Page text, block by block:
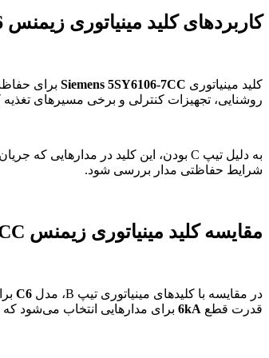
کاربردهای کلید مینیاتوری زیمنس 6 آمپر تیپ C
کلید مینیاتوری Siemens 5SY6106-7CC برای
روشنایی، تجهیزات کنترلی و برخی مسیرهای
شرایط حفاظتی مدار بررسی شود.
مقایسه کلید مینیاتوری زیمنس 5SY6106-7CC با مدل‌های مشابه
در مقایسه با کلیدهای مینیاتوری تیپ B، مدل C6
قدرت قطع 6kA برای مدارهایی انتخاب می‌شود که